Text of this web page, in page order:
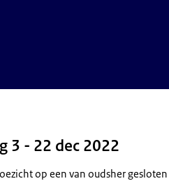
opname met Ruben Maes en
3 - 22 dec 2022
op een van oudsher